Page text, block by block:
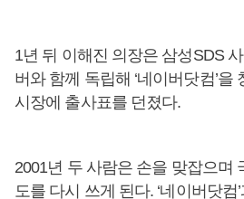
1년 뒤 이해진 의장은 삼성SDS
버와 함께 독립해 ‘네이버닷컴’을
시장에 출사표를 던졌다.
2001년 두 사람은 손을 맞잡으며
도를 다시 쓰게 된다. ‘네이버닷컴’